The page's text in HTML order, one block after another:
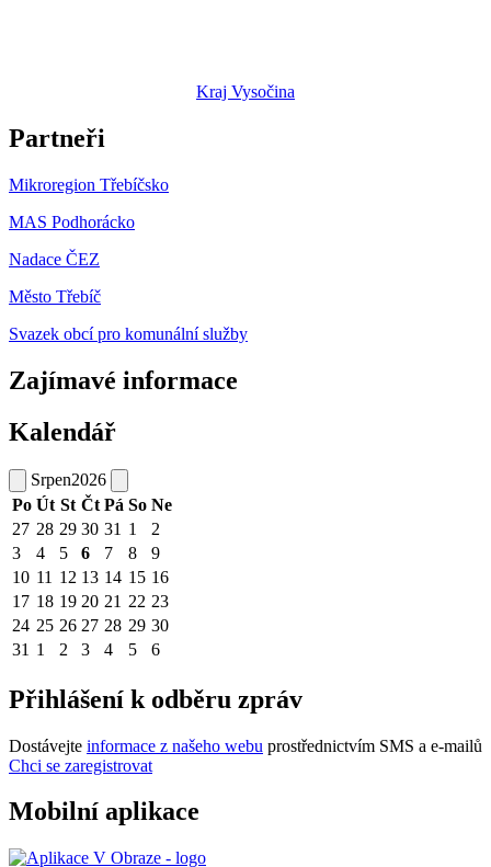
Kraj Vysočina
Partneři
Mikroregion Třebíčsko
MAS Podhorácko
Nadace ČEZ
Město Třebíč
Svazek obcí pro komunální služby
Zajímavé informace
Kalendář
Srpen2026
Po Út St Čt Pá So Ne
27 28 29 30 31 1
2
3
4 5 6 7 8
9
10 11 12 13 14 15 16
17 18 19 20 21 22 23
24 25 26 27 28 29 30
31 1 2 3 4 5 6
Přihlášení k odběru zpráv
Dostávejte informace z našeho webu prostřednictvím SMS a e-mailů
Chci se zaregistrovat
Mobilní aplikace